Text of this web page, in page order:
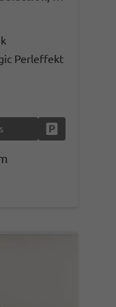
Perleffekt